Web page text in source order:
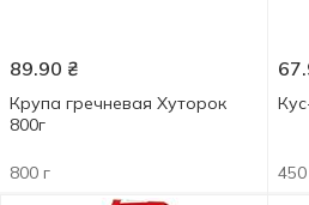
89.90 ₴
Крупа гречневая Хуторок
800г
800 г 450